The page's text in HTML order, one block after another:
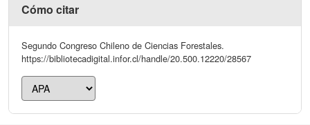
Cómo citar
Segundo Congreso Chileno de Ciencias Forestales.
https://bibliotecadigital.infor.cl/handle/20.500.12220/28567